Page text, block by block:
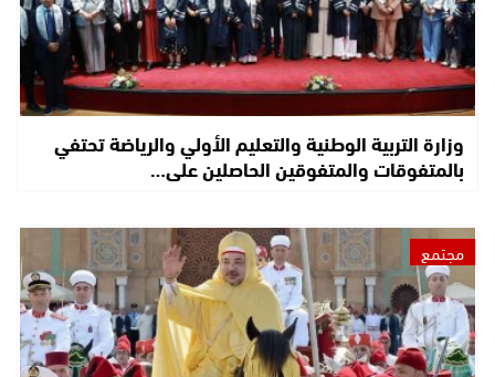
وزارة التربية الوطنية والتعليم الأولي والرياضة تحتفي
بالمتفوقات والمتفوقين الحاصلين على…
مجتمع